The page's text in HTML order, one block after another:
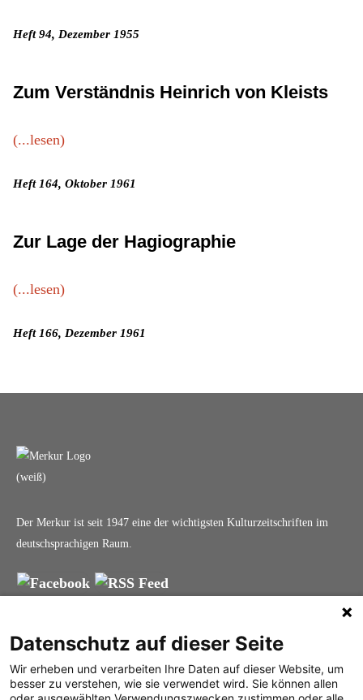
Heft 94, Dezember 1955
Zum Verständnis Heinrich von Kleists
(...lesen)
Heft 164, Oktober 1961
Zur Lage der Hagiographie
(...lesen)
Heft 166, Dezember 1961
Der Merkur ist seit 1947 eine der wichtigsten Kulturzeitschriften im
deutschsprachigen Raum.
Was ist der Merkur?
Herausgeber /
Redaktion
Alle Abos im Überblick
Print-Abo
Digital-Abo
Impressum
Datenschutz
Mediadaten
Datenschutz auf dieser Seite
Wir erheben und verarbeiten Ihre Daten auf dieser Website, um
besser zu verstehen, wie sie verwendet wird. Sie können allen